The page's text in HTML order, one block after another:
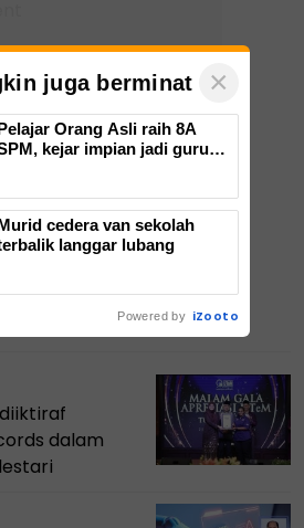
dalam
juga berminat ×
Orang Asli raih 8A
kejar impian jadi guru
cedera van sekolah
langgar lubang
Powered by iZooto